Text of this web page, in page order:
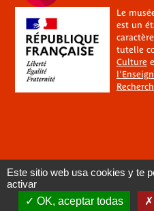
Le
est un
tutelle
Culture
Este sitio web usa cookies y te
activar
OK, aceptar todas